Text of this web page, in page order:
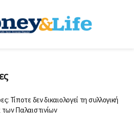
Τίποτε δεν δικαιολογεί τη συλλογική
των Παλαιστινίων